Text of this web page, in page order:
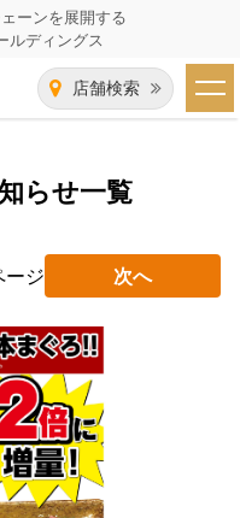
ーンを展開する
ルディングス
店舗検索
らせ一覧
ージ 次へ